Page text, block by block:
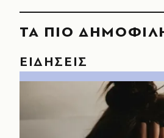
ΤΑ ΠΙΟ
ΕΙΔΗΣΕΙΣ